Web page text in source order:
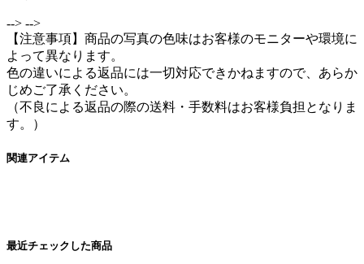
--> -->
【注意事項】商品の写真の色味はお客様のモニターや環境に
よって異なります。
色の違いによる返品には一切対応できかねますので、あらか
じめご了承ください。
（不良による返品の際の送料・手数料はお客様負担となりま
す。）
関連アイテム
最近チェックした商品